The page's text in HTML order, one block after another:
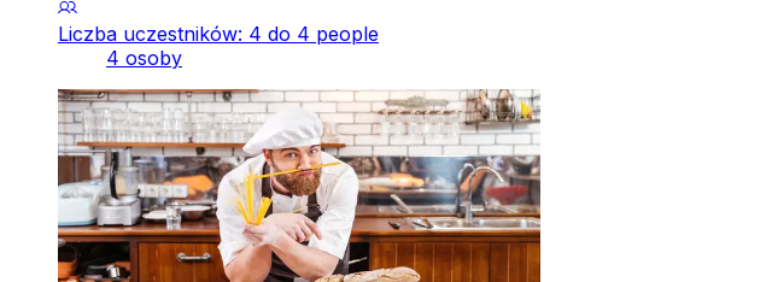
Liczba uczestników: 4 do 4 people
4 osoby